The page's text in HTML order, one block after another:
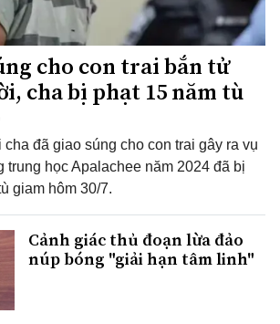
cho con trai bắn tử
cha bị phạt 15 năm tù
đã giao súng cho con trai gây ra vụ
trung học Apalachee năm 2024 đã bị
giam hôm 30/7.
Cảnh giác thủ đoạn lừa đảo
núp bóng "giải hạn tâm linh"